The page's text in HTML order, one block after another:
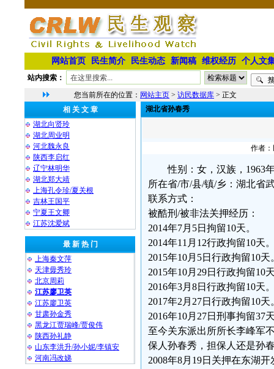
网站首页 民生简介 民生动态 新闻稿 维权经历 个人文
站内搜索：
您当前所在的位置： 网站主页 > 访民数据库 > 正文
相 关 文 章
湖北向贤玲
湖北周业明
河北魏永良
陕西李启红
辽宁林明华
湖北郑大靖
上海孔令珍/夏关根
吉林王国平
宁夏王文卿
江苏沈爱斌
最 新 热 门
上海秦文萍
天津毋秀玲
北京周莉
江苏廖卫英
江苏廖卫英
甘肃孙金秀
黑龙江贾瑞峰/贾俊伟
陕西孙礼静
山东李洪升/孙小妮/李镇安
河南冯改娣
湖北省孙春秀
作者：
性别：女，汉族，1963
所在省/市/县/镇/乡：湖北省
联系方式：
被酷刑/被非法关押经历：
2014年7月5日拘留10天。
2014年11月12行政拘留10天
2015年10月5日行政拘留10天
2015年10月29日行政拘留10
2016年3月8日行政拘留10天
2017年2月27日行政拘留10天
2016年10月27日刑事拘留37
至今关东派出所所长李峰军
保人孙春秀，担保人还是孙
2008年8月19日关押在东湖